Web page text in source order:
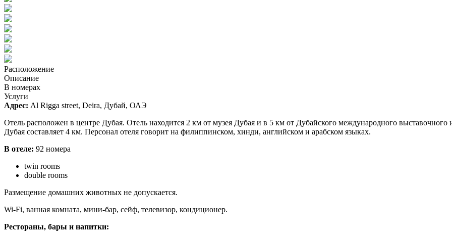
Расположение
Описание
В номерах
Услуги
Адрес: Al Rigga street, Deira, Дубай, ОАЭ
Отель расположен в центре Дубая. Отель находится 2 км от музея Дубая и в 5 км от Дубайского международного
Дубая составляет 4 км. Персонал отеля говорит на филиппинском, хинди, английском и арабском языках.
В отеле: 92 номера
twin rooms
double rooms
Размещение домашних животных не допускается.
Wi-Fi, ванная комната, мини-бар, сейф, телевизор, кондиционер.
Рестораны, бары и напитки: